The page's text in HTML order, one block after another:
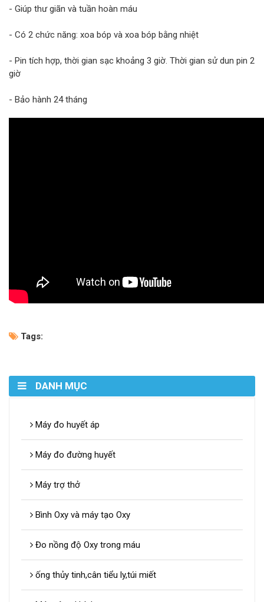
- Giúp thư giãn và tuần hoàn máu
- Có 2 chức năng: xoa bóp và xoa bóp bằng nhiệt
- Pin tích hợp, thời gian sạc khoảng 3 giờ. Thời gian sử dun pin 2
giờ
- Bảo hành 24 tháng
Tags:
DANH MỤC
Máy đo huyết áp
Máy đo đường huyết
Máy trợ thở
Bình Oxy và máy tạo Oxy
Đo nồng độ Oxy trong máu
ống thủy tinh,cân tiểu ly,túi miết